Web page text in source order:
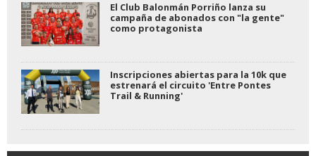
El Club Balonmán Porriño lanza su
campaña de abonados con "la gente"
como protagonista
Inscripciones abiertas para la 10k que
estrenará el circuito 'Entre Pontes
Trail & Running'